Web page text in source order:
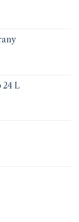
24 L